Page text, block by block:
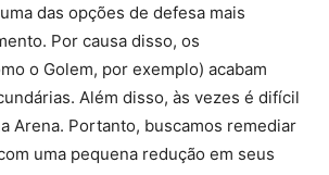
das opções de defesa mais
Por causa disso, os
o Golem, por exemplo) acabam
Além disso, às vezes é difícil
Arena. Portanto, buscamos remediar
uma pequena redução em seus